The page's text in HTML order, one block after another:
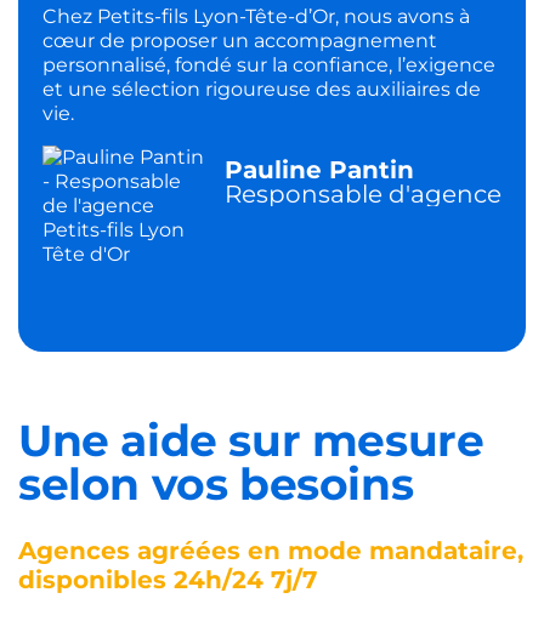
Chez Petits-fils Lyon-Tête-d’Or, nous avons à
cœur de proposer un accompagnement
personnalisé, fondé sur la confiance, l’exigence
et une sélection rigoureuse des auxiliaires de
vie.
Pauline Pantin
Responsable d'agence
Une aide sur mesure
selon vos besoins
Agences agréées en mode mandataire,
disponibles 24h/24 7j/7